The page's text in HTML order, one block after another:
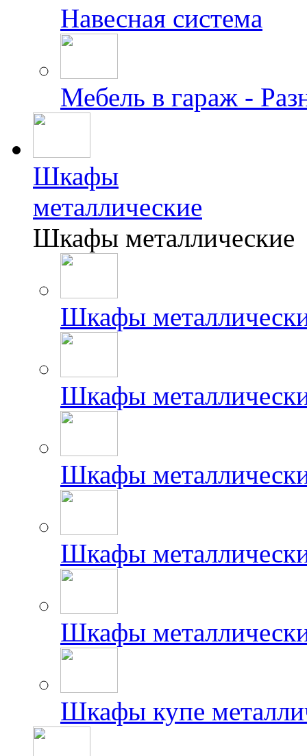
Навесная система
Мебель в гараж -
Шкафы
металлические
Шкафы металлические
Шкафы
Шкафы
Шкафы
Шкафы
Шкафы
Шкафы купе